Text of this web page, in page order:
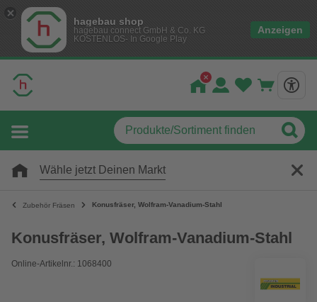
hagebau shop
hagebau connect GmbH & Co. KG
KOSTENLOS- In Google Play
Anzeigen
Wähle jetzt Deinen Markt
Zubehör Fräsen Konusfräser, Wolfram-Vanadium-Stahl
Konusfräser, Wolfram-Vanadium-Stahl
Online-Artikelnr.: 1068400